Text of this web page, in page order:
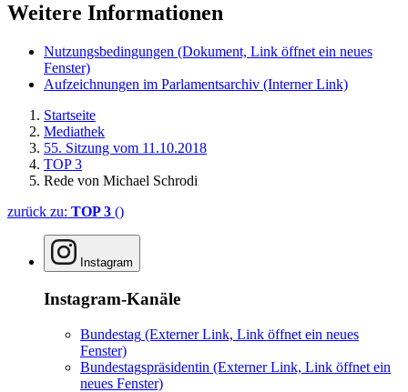
Weitere Informationen
Nutzungsbedingungen (Dokument, Link öffnet ein neues
Fenster)
Aufzeichnungen im Parlamentsarchiv (Interner Link)
Startseite
Mediathek
55. Sitzung vom 11.10.2018
TOP 3
Rede von Michael Schrodi
zurück zu: TOP 3 ()
Instagram
Instagram-Kanäle
Bundestag (Externer Link, Link öffnet ein neues
Fenster)
Bundestagspräsidentin (Externer Link, Link öffnet ein
neues Fenster)